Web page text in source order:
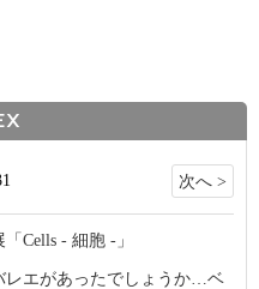
次へ >
Cells - 細胞 -」
レエがあったでしょうか…ベ